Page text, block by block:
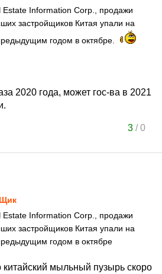
Information Corp., продажи
застройщиков Китая упали на
годом в октябре.
2020 года, может гос-ва в 2021
3/0
Information Corp., продажи
застройщиков Китая упали на
годом в октябре
китайский мыльный пузырь скоро